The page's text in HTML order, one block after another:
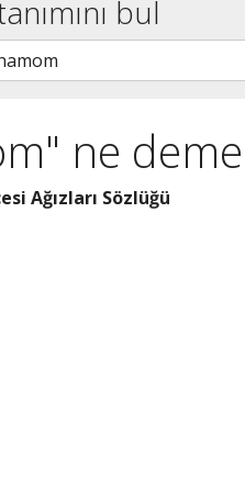
bul
ne
Ağızları Sözlüğü